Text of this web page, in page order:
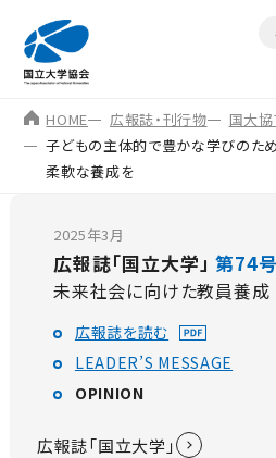
HOME 広報誌・刊行物
国大協
子どもの主体的で豊かな学びのた
柔軟な養成を
2025年3月
広報誌「国立大学」第74号
未来社会に向けた教員養成
広報誌を読む
LEADER’S MESSAGE
OPINION
広報誌「国立大学」